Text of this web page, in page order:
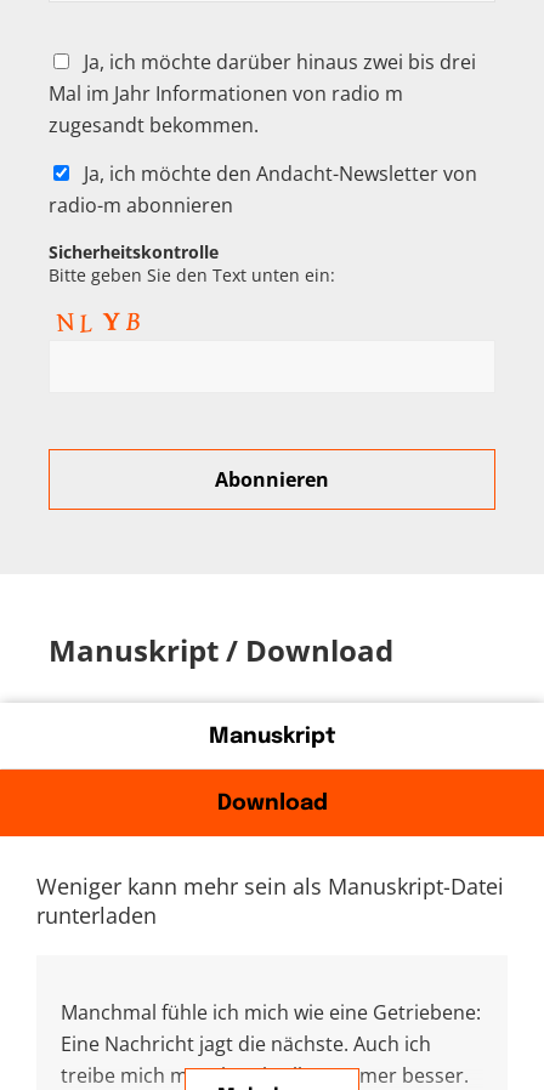
Ja, ich möchte darüber hinaus zwei bis drei
Mal im Jahr Informationen von radio m
zugesandt bekommen.
Ja, ich möchte den Andacht-Newsletter von
radio-m abonnieren
Sicherheitskontrolle
Bitte geben Sie den Text unten ein:
Manuskript / Download
Manuskript
Download
Weniger kann mehr sein als Manuskript-Datei
runterladen
Manchmal fühle ich mich wie eine Getriebene:
Eine Nachricht jagt die nächste. Auch ich
treibe mich manchmal selbst. Immer besser.